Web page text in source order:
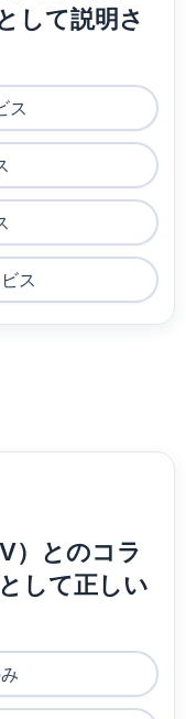
して説明さ
ス
ス
）とのコラ
して正しい